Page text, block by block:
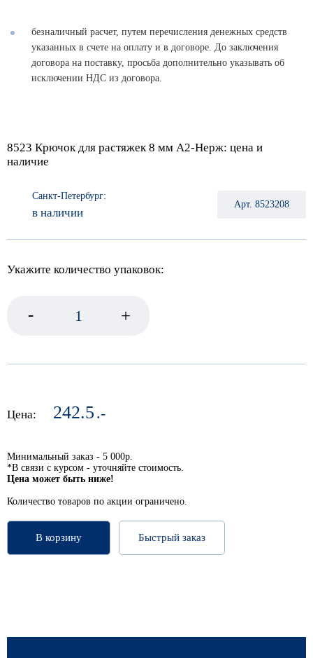
безналичный расчет, путем перечисления денежных средств
указанных в счете на оплату и в договоре. До заключения
договора на поставку, просьба дополнительно указывать об
исключении НДС из договора.
8523 Крючок для растяжек 8 мм А2-Нерж: цена и
наличие
Санкт-Петербург:
в наличии
Арт. 8523208
Укажите количество упаковок:
- +
Цена: 242.5 .-
Минимальный заказ - 5 000р.
*В связи с курсом - уточняйте стоимость.
Цена может быть ниже!
Количество товаров по акции ограничено.
В корзину Быстрый заказ